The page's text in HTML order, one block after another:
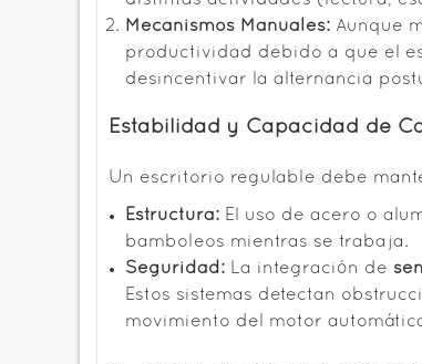
Mecanismos Manuales: Aunque
productividad debido a que el
desincentivar la alternancia
Estabilidad y Capacidad de
Un escritorio regulable debe
Estructura: El uso de acero o
bamboleos mientras se trabaja.
Seguridad: La integración de
Estos sistemas detectan
movimiento del motor